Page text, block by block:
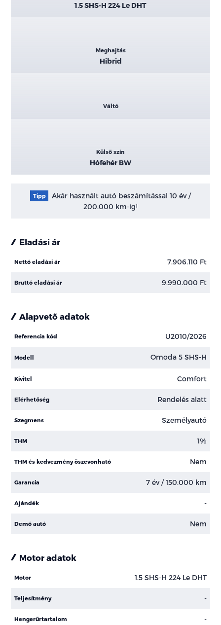
1.5 SHS-H 224 Le DHT
Meghajtás
Hibrid
Váltó
Külső szín
Hófehér BW
Tipp
Akár használt autó beszámítással 10 év /
200.000 km-ig1
Eladási ár
Nettó eladási ár 7.906.110 Ft
Bruttó eladási ár 9.990.000 Ft
Alapvető adatok
Referencia kód U2010/2026
Modell Omoda 5 SHS-H
Kivitel Comfort
Elérhetőség Rendelés alatt
Szegmens Személyautó
THM 1%
THM és kedvezmény öszevonható Nem
Garancia 7 év / 150.000 km
Ajándék -
Demó autó Nem
Motor adatok
Motor 1.5 SHS-H 224 Le DHT
Teljesítmény -
Hengerűrtartalom -